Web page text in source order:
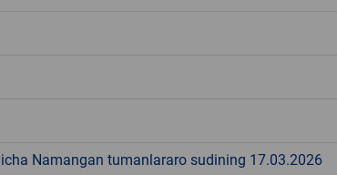
Namangan tumanlararo sudining 17.03.2026